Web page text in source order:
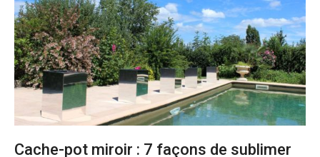
Cache-pot miroir : 7 façons de sublimer